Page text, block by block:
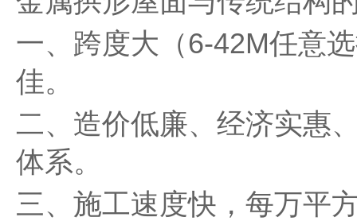
一、跨度大（6-42M任意
佳。
二、造价低廉、经济实惠
体系。
三、施工速度快，每万平